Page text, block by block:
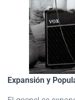
Expansión y